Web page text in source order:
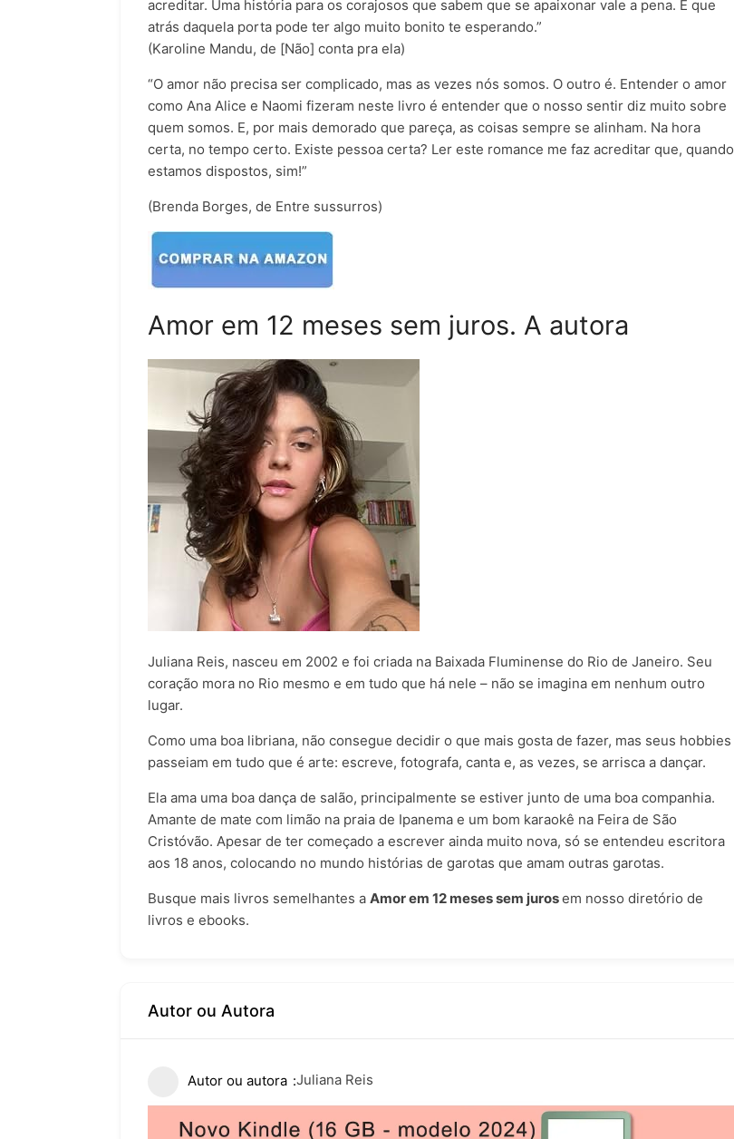
acreditar. Uma história para os corajosos que sabem que se apaixonar vale a pena. E que
atrás daquela porta pode ter algo muito bonito te esperando.”
(Karoline Mandu, de [Não] conta pra ela)
“O amor não precisa ser complicado, mas as vezes nós somos. O outro é. Entender o amor
como Ana Alice e Naomi fizeram neste livro é entender que o nosso sentir diz muito sobre
quem somos. E, por mais demorado que pareça, as coisas sempre se alinham. Na hora
certa, no tempo certo. Existe pessoa certa? Ler este romance me faz acreditar que, quando
estamos dispostos, sim!”
(Brenda Borges, de Entre sussurros)
Amor em 12 meses sem juros. A autora
Juliana Reis, nasceu em 2002 e foi criada na Baixada Fluminense do Rio de Janeiro. Seu
coração mora no Rio mesmo e em tudo que há nele – não se imagina em nenhum outro
lugar.
Como uma boa libriana, não consegue decidir o que mais gosta de fazer, mas seus hobbies
passeiam em tudo que é arte: escreve, fotografa, canta e, as vezes, se arrisca a dançar.
Ela ama uma boa dança de salão, principalmente se estiver junto de uma boa companhia.
Amante de mate com limão na praia de Ipanema e um bom karaokê na Feira de São
Cristóvão. Apesar de ter começado a escrever ainda muito nova, só se entendeu escritora
aos 18 anos, colocando no mundo histórias de garotas que amam outras garotas.
Busque mais livros semelhantes a Amor em 12 meses sem jurosem nosso diretório de
livros e ebooks.
Autor ou Autora
Autor ou autora Juliana Reis